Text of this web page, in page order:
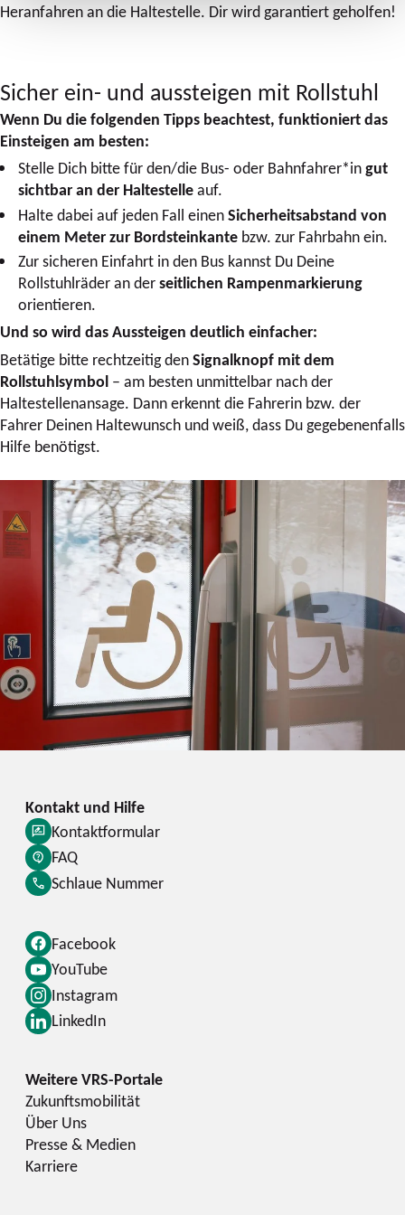
Heranfahren an die Haltestelle. Dir wird garantiert geholfen!
Sicher ein- und aussteigen mit Rollstuhl
Wenn Du die folgenden Tipps beachtest, funktioniert das
Einsteigen am besten:
Stelle Dich bitte für den/die Bus- oder Bahnfahrer*ingut
sichtbar an der Haltestelleauf.
Halte dabei auf jeden Fall einenSicherheitsabstand von
einem Meter zur Bordsteinkantebzw. zur Fahrbahn ein.
Zur sicheren Einfahrt in den Bus kannst Du Deine
Rollstuhlräder an derseitlichen Rampenmarkierung
orientieren.
Und so wird das Aussteigen deutlich einfacher:
Betätige bitte rechtzeitig denSignalknopf mit dem
Rollstuhlsymbol – am besten unmittelbar nach der
Haltestellenansage. Dann erkennt die Fahrerin bzw. der
Fahrer Deinen Haltewunsch und weiß, dass Du gegebenenfalls
Hilfe benötigst.
Facebook
YouTube
Instagram
LinkedIn
Kontaktformular
FAQ
Schlaue Nummer
Zukunftsmobilität
Über Uns
Presse & Medien
Karriere